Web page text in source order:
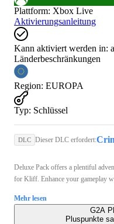
Plattform: Xbox Live
Aktivierungsanleitung
Kann aktiviert werden in:
Länderbeschränkungen
Region: EUROPA
Typ: Schlüssel
DLC Dieser DLC erfordert:
Deluxe Pack offers a plentiful
for Kliff. Enhance your gameplay
Mehr lesen
G2A
Pluspunkte